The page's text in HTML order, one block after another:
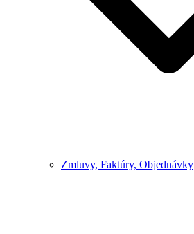
Zmluvy, Faktúry, Objednávky